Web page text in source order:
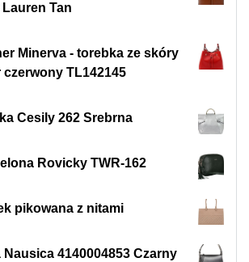
Lauren Tan
Minerva - torebka ze skóry
TL142145
Cesily 262 Srebrna
Rovicky TWR-162
pikowana z nitami
4140004853 Czarny